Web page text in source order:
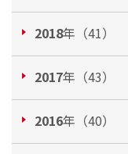
2018年（41）
2017年（43）
2016年（40）